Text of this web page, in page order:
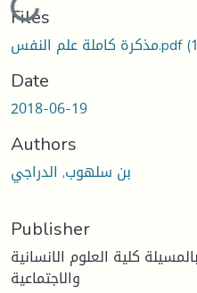
Loading...
Files
مذكرة كاملة علم النفس.pdf
Date
2018-06-19
Authors
بن سلهوب, الدراجي
Publisher
كلية العلوم الانسانية
والاجتماعية